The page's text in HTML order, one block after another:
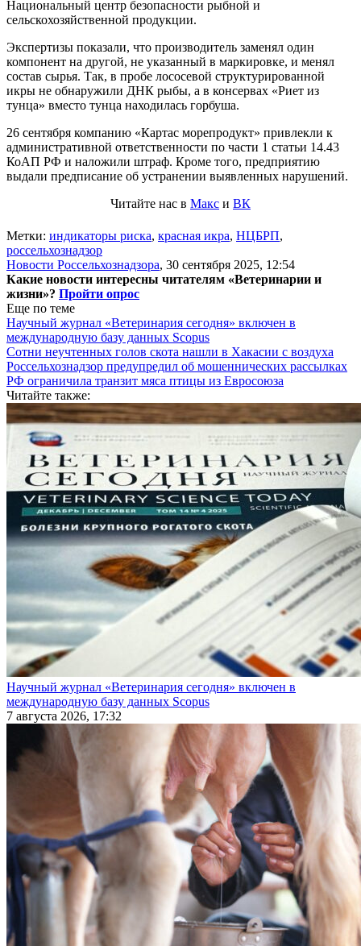
Национальный центр безопасности рыбной и
сельскохозяйственной продукции.
Экспертизы показали, что производитель заменял один
компонент на другой, не указанный в маркировке, и менял
состав сырья. Так, в пробе лососевой структурированной
икры не обнаружили ДНК рыбы, а в консервах «Риет из
тунца» вместо тунца находилась горбуша.
26 сентября компанию «Картас морепродукт» привлекли к
административной ответственности по части 1 статьи 14.43
КоАП РФ и наложили штраф. Кроме того, предприятию
выдали предписание об устранении выявленных нарушений.
Читайте нас в Макс и ВК
Метки: индикаторы риска, красная икра, НЦБРП,
россельхознадзор
Новости Россельхознадзора, 30 сентября 2025, 12:54
Какие новости интересны читателям «Ветеринарии и
жизни»? Пройти опрос
Еще по теме
Научный журнал «Ветеринария сегодня» включен в
международную базу данных Scopus
Сотни неучтенных голов скота нашли в Хакасии с воздуха
Россельхознадзор предупредил об мошеннических рассылках
РФ ограничила транзит мяса птицы из Евросоюза
Читайте также:
Научный журнал «Ветеринария сегодня» включен в
международную базу данных Scopus
7 августа 2026, 17:32